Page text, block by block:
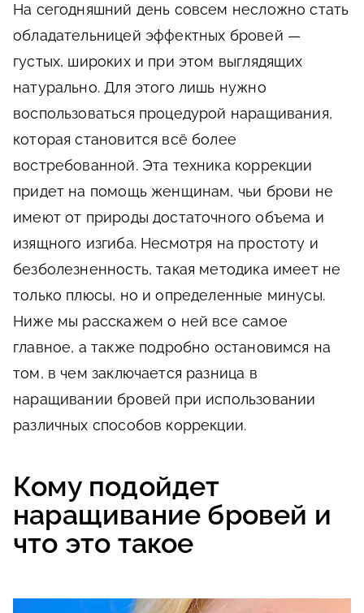
На сегодняшний день совсем несложно стать
обладательницей эффектных бровей —
густых, широких и при этом выглядящих
натурально. Для этого лишь нужно
воспользоваться процедурой наращивания,
которая становится всё более
востребованной. Эта техника коррекции
придет на помощь женщинам, чьи брови не
имеют от природы достаточного объема и
изящного изгиба. Несмотря на простоту и
безболезненность, такая методика имеет не
только плюсы, но и определенные минусы.
Ниже мы расскажем о ней все самое
главное, а также подробно остановимся на
том, в чем заключается разница в
наращивании бровей при использовании
различных способов коррекции.
Кому подойдет
наращивание бровей и
что это такое